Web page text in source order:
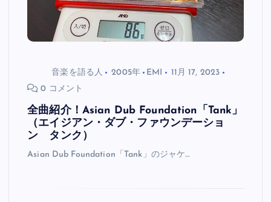
音楽を語る人 2005年 EMI
11月 17, 2023
0 コメント
全曲紹介！Asian Dub Foundation「Tank」
（エイジアン・ダブ・ファウンデーショ
ン タンク）
Asian Dub Foundation「Tank」のジャケ…